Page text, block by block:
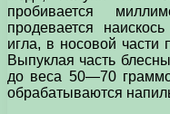
пробивается
продевается
игла, в носовой
Выпуклая часть
до веса 50—70
обрабатываются